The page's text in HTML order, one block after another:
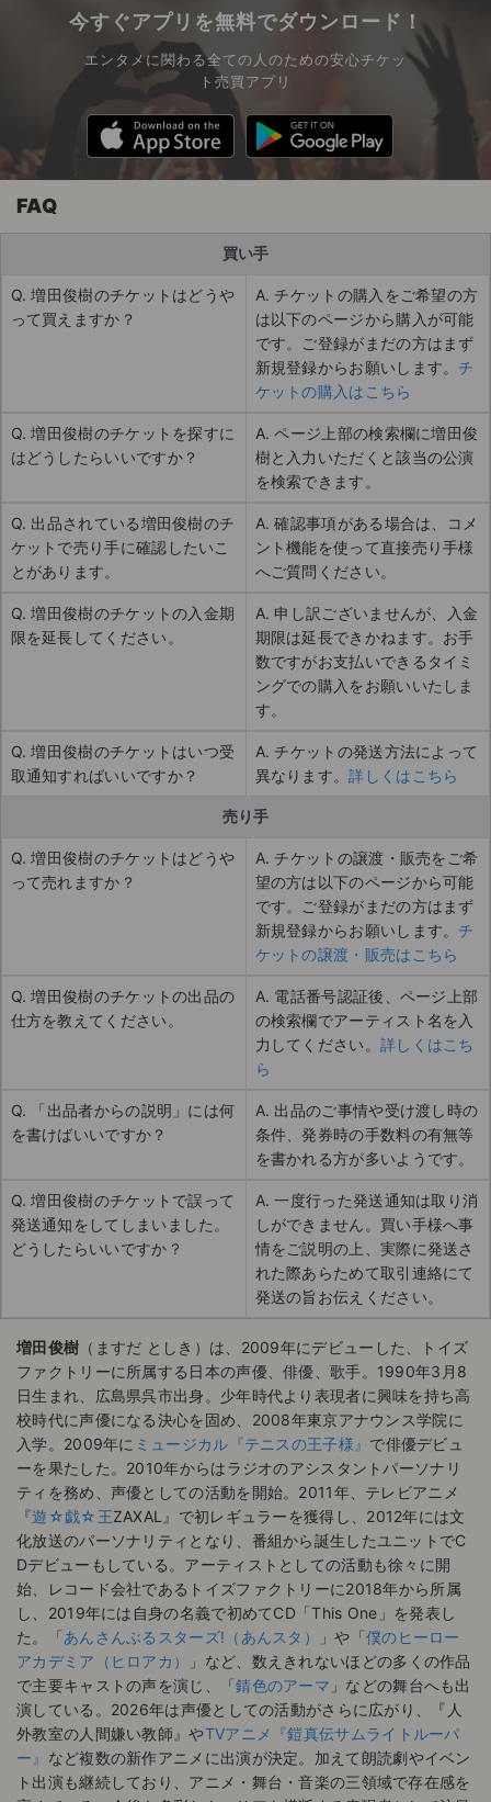
今すぐアプリを無料でダウンロード！
エンタメに関わる全ての人のための安心チケッ
ト売買アプリ
FAQ
買い手
Q. 増田俊樹のチケットはどうや
って買えますか？
A. チケットの購入をご希望の方
は以下のページから購入が可能
です。ご登録がまだの方はまず
新規登録からお願いします。 チ
ケットの購入はこちら
Q. 増田俊樹のチケットを探すに
はどうしたらいいですか？
A. ページ上部の検索欄に増田俊
樹と入力いただくと該当の公演
を検索できます。
Q. 出品されている増田俊樹のチ
ケットで売り手に確認したいこ
とがあります。
A. 確認事項がある場合は、コメ
ント機能を使って直接売り手様
へご質問ください。
Q. 増田俊樹のチケットの入金期
限を延長してください。
A. 申し訳ございませんが、入金
期限は延長できかねます。お手
数ですがお支払いできるタイミ
ングでの購入をお願いいたしま
す。
Q. 増田俊樹のチケットはいつ受
取通知すればいいですか？
A. チケットの発送方法によって
異なります。詳しくはこちら
売り手
Q. 増田俊樹のチケットはどうや
って売れますか？
A. チケットの譲渡・販売をご希
望の方は以下のページから可能
です。ご登録がまだの方はまず
新規登録からお願いします。 チ
ケットの譲渡・販売はこちら
Q. 増田俊樹のチケットの出品の
仕方を教えてください。
A. 電話番号認証後、ページ上部
の検索欄でアーティスト名を入
力してください。 詳しくはこち
ら
Q. 「出品者からの説明」には何
を書けばいいですか？
A. 出品のご事情や受け渡し時の
条件、発券時の手数料の有無等
を書かれる方が多いようです。
Q. 増田俊樹のチケットで誤って
発送通知をしてしまいました。
どうしたらいいですか？
A. 一度行った発送通知は取り消
しができません。買い手様へ事
情をご説明の上、実際に発送さ
れた際あらためて取引連絡にて
発送の旨お伝えください。
増田俊樹 （ますだ としき）は、2009年にデビューした、トイズ
ファクトリーに所属する日本の声優、俳優、歌手。1990年3月8
日生まれ、広島県呉市出身。少年時代より表現者に興味を持ち高
校時代に声優になる決心を固め、2008年東京アナウンス学院に
入学。2009年に ミュージカル『テニスの王子様』 で俳優デビュ
ーを果たした。2010年からはラジオのアシスタントパーソナリ
ティを務め、声優としての活動を開始。2011年、テレビアニメ
『遊☆戯☆王ZAXAL』で初レギュラーを獲得し、2012年には文
化放送のパーソナリティとなり、番組から誕生したユニットでC
Dデビューもしている。アーティストとしての活動も徐々に開
始、レコード会社であるトイズファクトリーに2018年から所属
し、2019年には自身の名義で初めてCD「This One」を発表し
た。「あんさんぶるスターズ!（あんスタ） 」や「僕のヒーロー
アカデミア（ヒロアカ）
」など、数えきれないほどの多くの作品
で主要キャストの声を演じ、「錆色のアーマ 」などの舞台へも出
演している。2026年は声優としての活動がさらに広がり、『人
外教室の人間嫌い教師』やTVアニメ『鎧真伝サムライトルーパ
ー』 など複数の新作アニメに出演が決定。加えて朗読劇やイベン
ト出演も継続しており、アニメ・舞台・音楽の三領域で存在感を